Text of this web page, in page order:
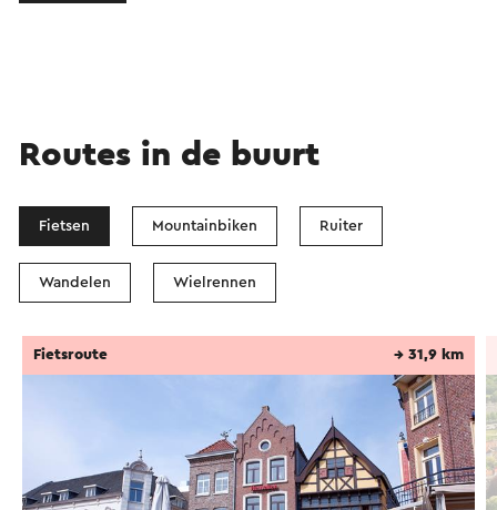
Routes in de buurt
Fietsen Mountainbiken Ruiter
Wandelen Wielrennen
Fietsroute → 31,9 km